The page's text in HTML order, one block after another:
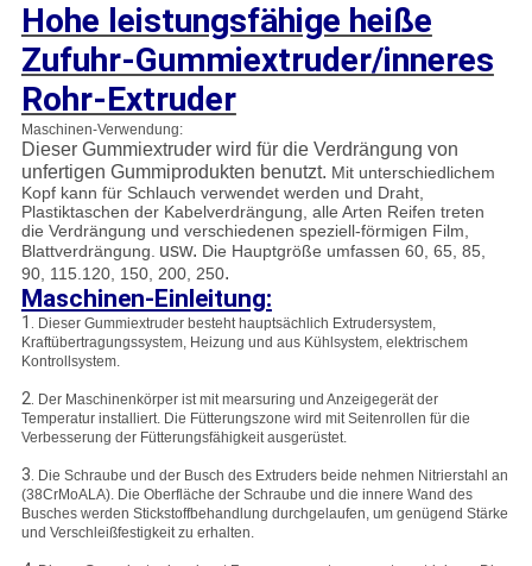
Hohe leistungsfähige heiße
Zufuhr-Gummiextruder/inneres
Rohr-Extruder
Maschinen-Verwendung:
Dieser Gummiextruder wird für die Verdrängung von
unfertigen Gummiprodukten benutzt. Mit unterschiedlichem
Kopf kann für Schlauch verwendet werden und Draht,
Plastiktaschen der Kabelverdrängung, alle Arten Reifen treten
die Verdrängung und verschiedenen speziell-förmigen Film,
Blattverdrängung. usw. Die Hauptgröße umfassen 60, 65, 85,
90, 115.120, 150, 200, 250.
Maschinen-Einleitung:
1. Dieser Gummiextruder besteht hauptsächlich Extrudersystem,
Kraftübertragungssystem, Heizung und aus Kühlsystem, elektrischem
Kontrollsystem.
2. Der Maschinenkörper ist mit mearsuring und Anzeigegerät der
Temperatur installiert. Die Fütterungszone wird mit Seitenrollen für die
Verbesserung der Fütterungsfähigkeit ausgerüstet.
3. Die Schraube und der Busch des Extruders beide nehmen Nitrierstahl an
(38CrMoALA). Die Oberfläche der Schraube und die innere Wand des
Busches werden Stickstoffbehandlung durchgelaufen, um genügend Stärke
und Verschleißfestigkeit zu erhalten.